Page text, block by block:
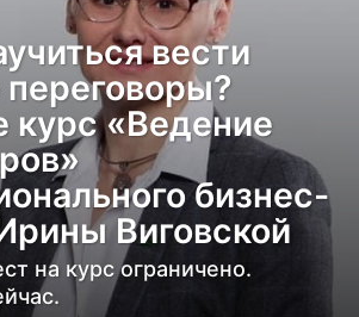
вести
курс «Ведение
бизнес-
Виговской
на курс ограничено.